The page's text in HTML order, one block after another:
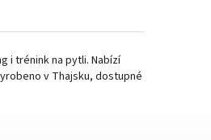
i trénink na pytli. Nabízí
v Thajsku, dostupné